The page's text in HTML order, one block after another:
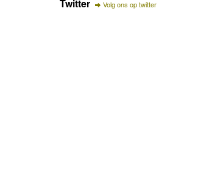
Twitter Volg ons op twitter